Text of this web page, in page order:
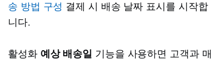
송 방법 구성 결제 시 배송 날짜 표시를 시작합
니다.
활성화 예상 배송일 기능을 사용하면 고객과 매